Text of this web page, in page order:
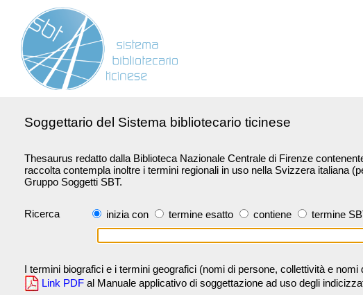
Soggettario del Sistema bibliotecario ticinese
Thesaurus redatto dalla Biblioteca Nazionale Centrale di Firenze
raccolta contempla inoltre i termini regionali in uso nella Svizzera italiana
Gruppo Soggetti SBT.
Ricerca inizia con termine esatto contiene termine
I termini biografici e i termini geografici (nomi di persone, collettività e
Link PDF al Manuale applicativo di soggettazione ad uso degli